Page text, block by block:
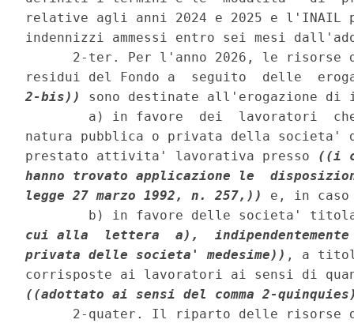
relative agli anni 2024 e 2025 e l'INAIL
indennizzi ammessi entro sei mesi
2-ter. Per l'anno 2026, le risorse
residui del Fondo a  seguito  delle
2-bis))
sono destinate all'erogazione
a) in favore  dei  lavoratori
natura pubblica o privata della societa'
prestato attivita' lavorativa presso ((i
hanno trovato applicazione le
legge 27 marzo 1992, n. 257,))
e, in
b) in favore delle societa'
cui alla  lettera  a),
privata delle societa' medesime)) , a
((adottato ai sensi del comma 2-
2-quater. Il riparto delle risorse